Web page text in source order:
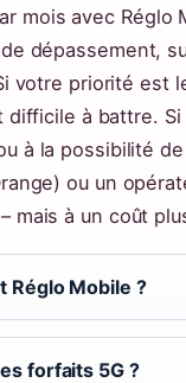
mois avec Réglo
dépassement,
votre priorité est
difficile à battre.
à la possibilité
ou un
mais à un coût
Réglo Mobile ?
forfaits 5G ?